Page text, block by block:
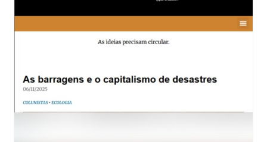
Comunicação
resultados
para: